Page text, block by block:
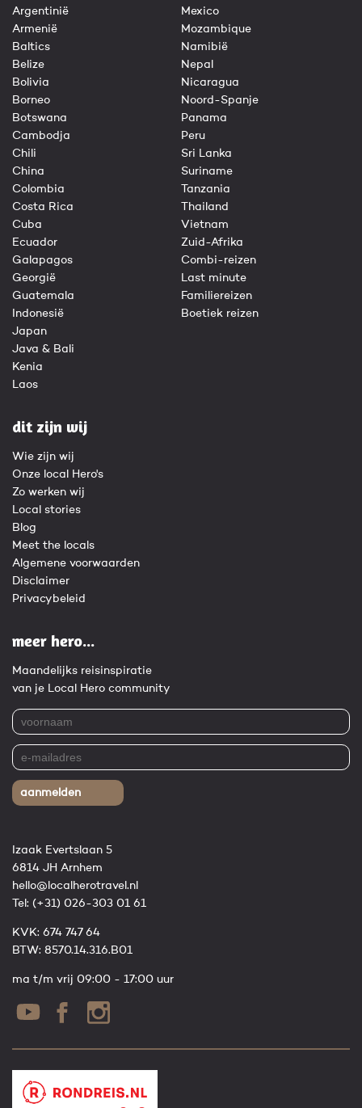
Argentinië
Armenië
Baltics
Belize
Bolivia
Borneo
Botswana
Cambodja
Chili
China
Colombia
Costa Rica
Cuba
Ecuador
Galapagos
Georgië
Guatemala
Indonesië
Japan
Java & Bali
Kenia
Laos
Mexico
Mozambique
Namibië
Nepal
Nicaragua
Noord-Spanje
Panama
Peru
Sri Lanka
Suriname
Tanzania
Thailand
Vietnam
Zuid-Afrika
Combi-reizen
Last minute
Familiereizen
Boetiek reizen
dit zijn wij
Wie zijn wij
Onze local Hero's
Zo werken wij
Local stories
Blog
Meet the locals
Algemene voorwaarden
Disclaimer
Privacybeleid
meer hero...
Maandelijks reisinspiratie
van je Local Hero community
aanmelden
Izaak Evertslaan 5
6814 JH Arnhem
hello@localherotravel.nl
Tel: (+31) 026-303 01 61
KVK: 674 747 64
BTW: 8570.14.316.B01
ma t/m vrij 09:00 - 17:00 uur